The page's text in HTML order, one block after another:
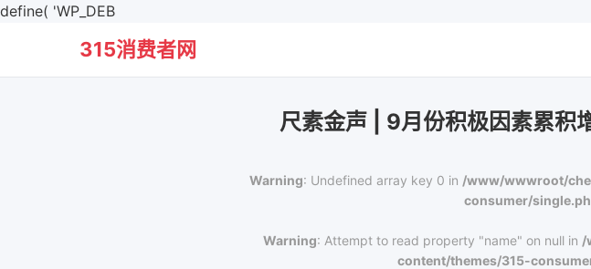
define( 'WP_DEB
315消费者网
尺素金声 | 9月份积极因素累积
Warning: Undefined array key 0 in /www/wwwroot/
consumer/
Warning: Attempt to read property "name" on null in /
content/themes/315-